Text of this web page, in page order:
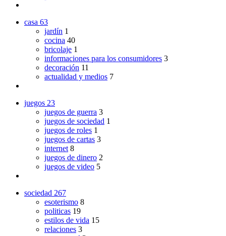
casa 63
jardín 1
cocina 40
bricolaje 1
informaciones para los consumidores 3
decoración 11
actualidad y medios 7
juegos 23
juegos de guerra 3
juegos de sociedad 1
juegos de roles 1
juegos de cartas 3
internet 8
juegos de dinero 2
juegos de video 5
sociedad 267
esoterismo 8
politicas 19
estilos de vida 15
relaciones 3